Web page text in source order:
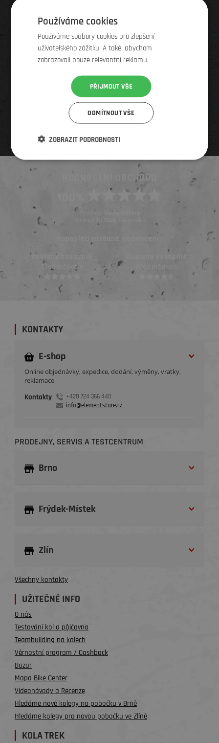
Výprodeje, slevy, nové produkty a služby
Přes 50 000 odběratelů
Odhlášení na 1 klik, když se vám newsletter nebude
HODNOCENÍ OBCHODU
Obchod ElementStore
hodnotilo
Naposled přidané hodnocení::
Ověřený zákazník
Před měsícem
KONTAKTY
E-shop
Online objednávky, expedice, dodání, výměny, vratky,
reklamace
Kontakty
+420 724 366 440
info@elementstore.cz
PRODEJNY, SERVIS A TESTCENTRUM
Brno
Frýdek-Místek
Zlín
Všechny kontakty
UŽITEČNÉ INFO
O nás
Testování kol a půjčovna
Teambuilding na kolech
Věrnostní program / Cashback
Bazar
Mapa Bike Center
Videonávody a Recenze
Hledáme nové kolegy na pobočku v Brně
Hledáme kolegy pro novou pobočku ve Zlíně
KOLA TREK
Používáme cookies
Používáme soubory cookies pro zlepšení
uživatelského zážitku. A také, abychom
zobrazovali pouze relevantní reklamu.
PŘIJMOUT VŠE
ODMÍTNOUT VŠE
ZOBRAZIT PODROBNOSTI